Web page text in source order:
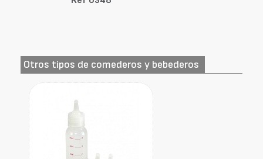
Otros tipos de comederos y bebederos